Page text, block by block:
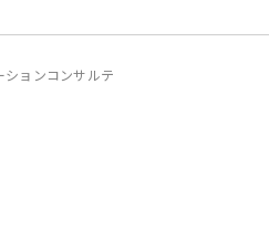
ションコンサルテ